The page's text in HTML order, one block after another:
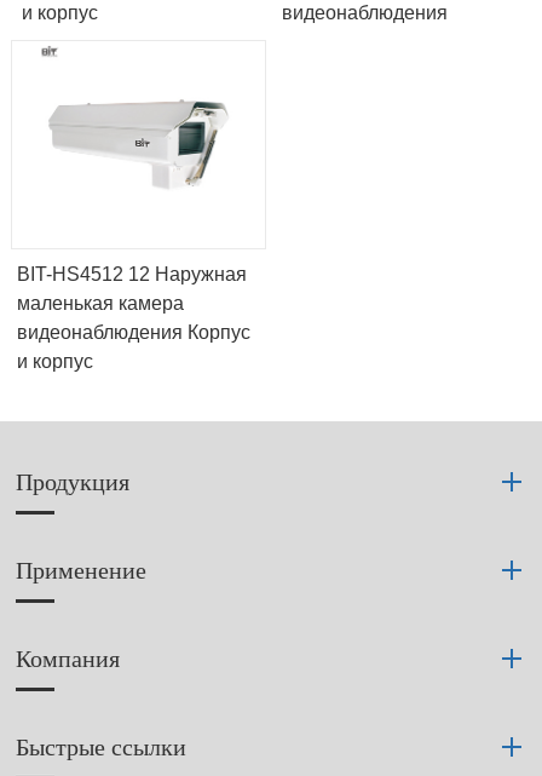
и корпус
видеонаблюдения
BIT-HS4512 12 Наружная
маленькая камера
видеонаблюдения Корпус
и корпус
Продукция
Применение
Компания
Быстрые ссылки